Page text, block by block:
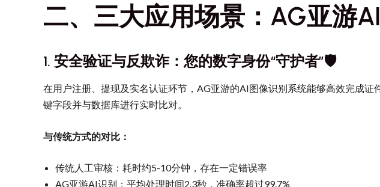
二、三大应用场景：AG亚游
1. 安全验证与反欺诈：您的数字身份“守护者”🛡️
在用户注册、提现及实名认证环节，AG亚游的AI图像识别系统能够高效完成
键字段并与数据库进行实时比对。
与传统方式的对比：
传统人工审核：耗时约5-10分钟，存在一定错误率
AG亚游AI识别：平均处理时间2.3秒，准确率超过99.7%